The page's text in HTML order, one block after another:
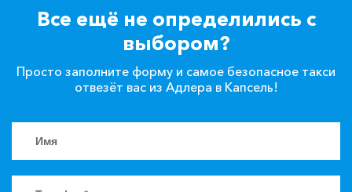
Все ещё не определились с
выбором?
Просто заполните форму и самое безопасное такси
отвезёт вас из Адлера в Капсель!